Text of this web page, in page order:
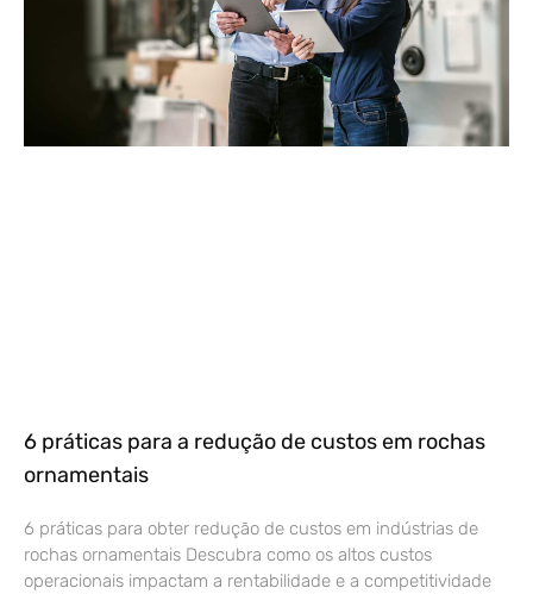
6 práticas para a redução de custos em rochas
ornamentais
6 práticas para obter redução de custos em indústrias de
rochas ornamentais Descubra como os altos custos
operacionais impactam a rentabilidade e a competitividade